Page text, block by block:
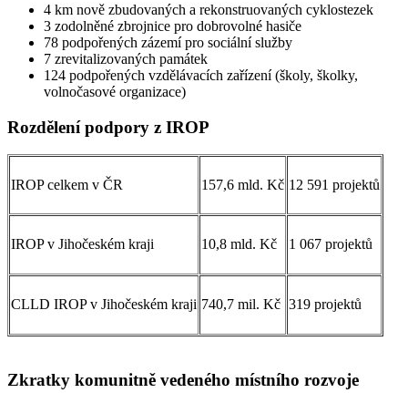
4 km nově zbudovaných a rekonstruovaných cyklostezek
3 zodolněné zbrojnice pro dobrovolné hasiče
78 podpořených zázemí pro sociální služby
7 zrevitalizovaných památek
124 podpořených vzdělávacích zařízení (školy, školky,
volnočasové organizace)
Rozdělení podpory z IROP
IROP celkem v ČR 157,6 mld. Kč 12 591 projektů
IROP v Jihočeském kraji 10,8 mld. Kč 1 067 projektů
CLLD IROP v Jihočeském kraji 740,7 mil. Kč 319 projektů
Zkratky komunitně vedeného místního rozvoje